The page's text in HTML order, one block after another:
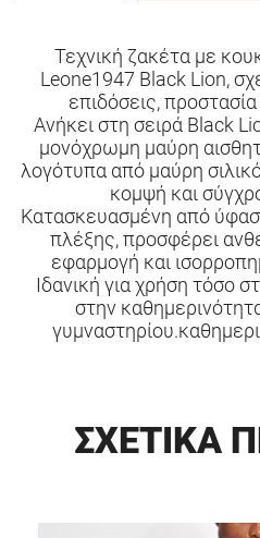
Τεχνική ζακέτα με
Leone1947 Black Lion,
επιδόσεις,
Ανήκει στη σειρά Black
μονόχρωμη μαύρη
λογότυπα από μαύρη
κομψή και
Κατασκευασμένη από
πλέξης, προσφέρει
εφαρμογή και
Ιδανική για χρήση τόσο
στην
ΣΧΕΤΙΚΑ